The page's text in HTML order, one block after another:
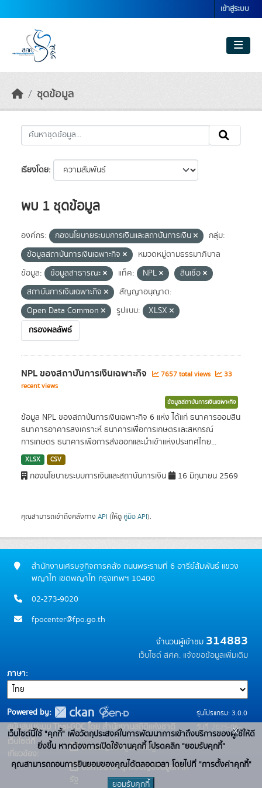
เข้าสู่ระบบ
ชุดข้อมูล
เรียงโดย
พบ 1 ชุดข้อมูล
องค์กร: กองนโยบายระบบการเงินและสถาบันการเงิน
กลุ่ม:
ข้อมูลสถาบันการเงินเฉพาะกิจ
หมวดหมู่ตามธรรมาภิบาล
ข้อมูล:
ข้อมูลสาธารณะ แท็ค: NPL
สินเชื่อ
สถาบันการเงินเฉพาะกิจ
สัญญาอนุญาต:
Open Data Common
รูปแบบ:
XLSX
กรองผลลัพธ์
NPL ของสถาบันการเงินเฉพาะกิจ 7657 total views
33
recent views
ข้อมูลสถาบันการเงินเฉพาะกิจ
ข้อมูล NPL ของสถาบันการเงินเฉพาะกิจ 6 แห่ง ได้แก่ ธนาคารออมสิน
ธนาคารอาคารสงเคราะห์ ธนาคารเพื่อการเกษตรและสหกรณ์
การเกษตร ธนาคารเพื่อการส่งออกและนำเข้าแห่งประเทศไทย...
XLSX CSV
กองนโยบายระบบการเงินและสถาบันการเงิน 16 มิถุนายน 2569
คุณสามารถเข้าถึงคลังทาง API (ให้ดู คู่มือ API).
สำนักงานเศรษฐกิจการคลัง ถนนพระรามที่ 6 อารีย์สัมพันธ์ แขวง
พญาไท เขตพญาไท กรุงเทพฯ 10400
02-273-9020
fpocenter@fpo.go.th
จำนวนผู้เข้าชม 314883
เว็บไซต์ สศค. แจ้งขอข้อมูลเพิ่มเติม
ภาษา
Powered by:
สนับสนุนระบบ Thai-GDC โดย สำนักงานสถิติแห่งชาติ
เว็บไซต์ที่
เกี่ยวข้อง:
ระบบบัญชีข้อมูลภาครัฐ
บริการนามานุกรมบัญชีข้อมูลภาค
รุ่นโปรแกรม: 3.0.0
วันที่: 2025-06-
10
เว็บไซต์นี้ใช้ "คุกกี้" เพื่อวัตถุประสงค์ในการพัฒนาการเข้าถึงบริการของผู้ใช้ให้ดี
ยิ่งขึ้น หากต้องการเปิดใช้งานคุกกี้ โปรดคลิก "ยอมรับคุกกี้"
คุณสามารถถอนการยินยอมของคุณได้ตลอดเวลา โดยไปที่ "การตั้งค่าคุกกี้"
ยอมรับคุกกี้
x